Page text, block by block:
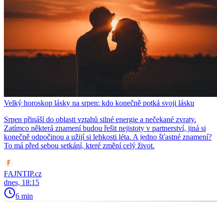
Velký horoskop lásky na srpen: kdo konečně potká svoji lásku
Srpen přináší do oblasti vztahů silné energie a nečekané zvraty.
Zatímco některá znamení budou řešit nejistoty v partnerství, jiná si
konečně odpočinou a užijí si lehkosti léta. A jedno šťastné znamení?
To má před sebou setkání, které změní celý život.
FAJNTIP.cz
dnes, 18:15
6 min